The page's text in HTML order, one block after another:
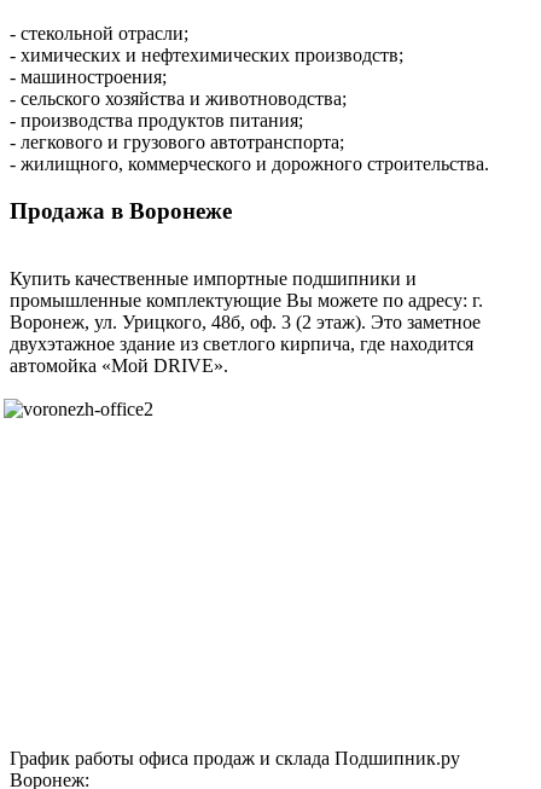
- стекольной отрасли;
- химических и нефтехимических производств;
- машиностроения;
- сельского хозяйства и животноводства;
- производства продуктов питания;
- легкового и грузового автотранспорта;
- жилищного, коммерческого и дорожного строительства.
Продажа в Воронеже
Купить качественные импортные подшипники и
промышленные комплектующие Вы можете по адресу: г.
Воронеж, ул. Урицкого, 48б, оф. 3 (2 этаж). Это заметное
двухэтажное здание из светлого кирпича, где находится
автомойка «Мой DRIVE».
График работы офиса продаж и склада Подшипник.ру
Воронеж: